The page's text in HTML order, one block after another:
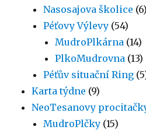
Nasosajova školice (6)
Péťovy Výlevy (54)
MudroPlkárna (14)
PlkoMudrovna (13)
Péťův situační Ring
Karta týdne (9)
NeoTesanovy
MudroPlčky (15)